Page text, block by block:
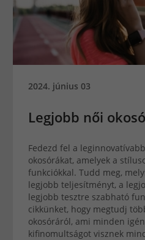
2024. június 03
Legjobb női
Fedezd fel a
okosórákat, amelyek a
funkciókkal. Tudd meg,
legjobb teljesítményt, a
legjobb tesztre szabható
cikkünket, hogy megtudj
okosóráról, ami minden
kifinomultságot visznek